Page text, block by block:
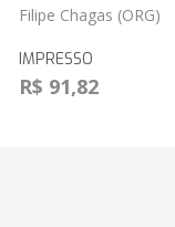
Filipe Chagas (ORG)
IMPRESSO
R$ 91,82